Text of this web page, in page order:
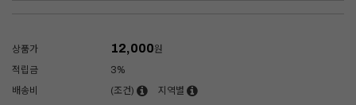
상품가 12,000원
적립금
3%
배송비
(조건) 지역별